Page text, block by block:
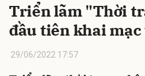
Triển lãm "Thời
đầu tiên khai
29/06/2022 17:57